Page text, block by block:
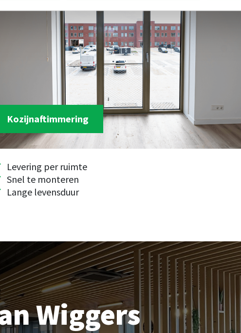
Kozijnaftimmering
Levering per ruimte
Snel te monteren
Lange levensduur
Wiggers